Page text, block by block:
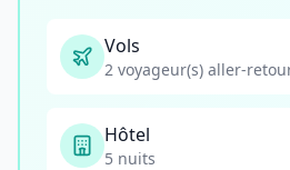
Vols
2 voyageur(s) aller-
Hôtel
5 nuits